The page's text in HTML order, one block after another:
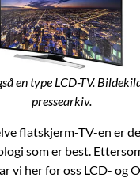
en type LCD-TV.
pressearkiv.
flatskjerm-TV-en er
som er best.
vi her for oss LCD- og